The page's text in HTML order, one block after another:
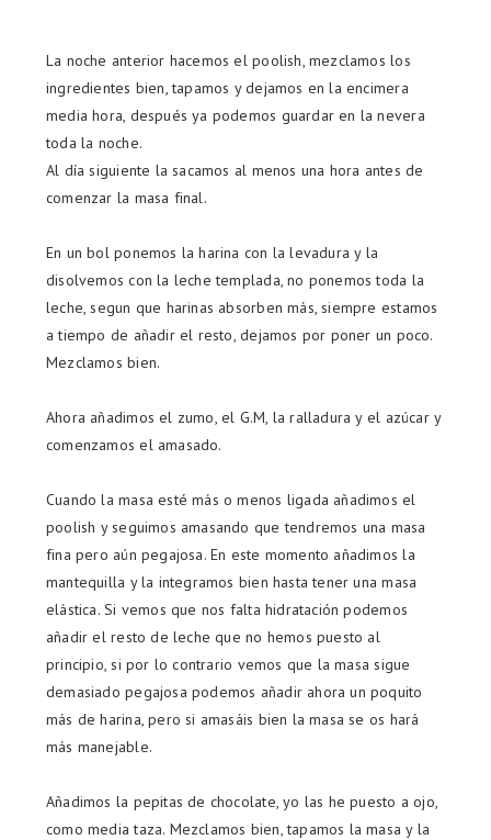
La noche anterior hacemos el poolish, mezclamos los
ingredientes bien, tapamos y dejamos en la encimera
media hora, después ya podemos guardar en la nevera
toda la noche.
Al día siguiente la sacamos al menos una hora antes de
comenzar la masa final.
En un bol ponemos la harina con la levadura y la
disolvemos con la leche templada, no ponemos toda la
leche, segun que harinas absorben más, siempre estamos
a tiempo de añadir el resto, dejamos por poner un poco.
Mezclamos bien.
Ahora añadimos el zumo, el G.M, la ralladura y el azúcar y
comenzamos el amasado.
Cuando la masa esté más o menos ligada añadimos el
poolish y seguimos amasando que tendremos una masa
fina pero aún pegajosa. En este momento añadimos la
mantequilla y la integramos bien hasta tener una masa
elástica. Si vemos que nos falta hidratación podemos
añadir el resto de leche que no hemos puesto al
principio, si por lo contrario vemos que la masa sigue
demasiado pegajosa podemos añadir ahora un poquito
más de harina, pero si amasáis bien la masa se os hará
más manejable.
Añadimos la pepitas de chocolate, yo las he puesto a ojo,
como media taza. Mezclamos bien, tapamos la masa y la